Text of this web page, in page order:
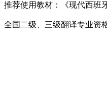
推荐使用教材：《现代西班
全国二级、三级翻译专业资